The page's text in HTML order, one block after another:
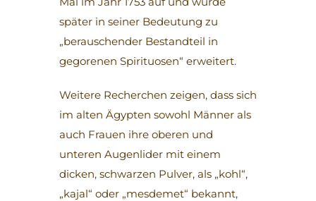
später in seiner Bedeutung zu
„berauschender Bestandteil in
gegorenen Spirituosen“ erweitert.
Weitere Recherchen zeigen, dass sich
im alten Ägypten sowohl Männer als
auch Frauen ihre oberen und
unteren Augenlider mit einem
dicken, schwarzen Pulver, als „kohl“,
„kajal“ oder „mesdemet“ bekannt,